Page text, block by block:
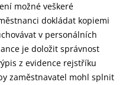
možné veškeré
dokládat kopiemi
v personálních
je doložit správnost
z evidence rejstříku
zaměstnavatel mohl splnit